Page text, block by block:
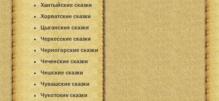
Хантыйские сказки
Хорватские сказки
Цыганские сказки
Черкесские сказки
Черногорские сказки
Чеченские сказки
Чешские сказки
Чувашские сказки
Чукотские сказки